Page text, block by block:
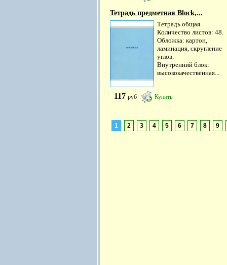
Тетрадь предметная Block,...
Тетрадь общая.
Количество листов: 48.
Обложка: картон,
ламинация, скругление
углов.
Внутренний блок:
высококачественная...
117 руб Купить
1 2 3 4 5 6 7 8 9